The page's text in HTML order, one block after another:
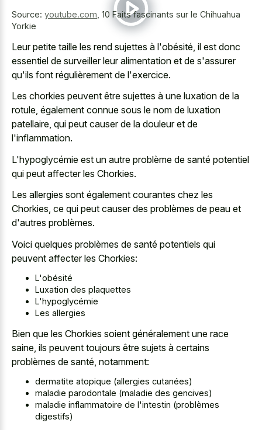
Source: youtube.com 10 Faits fascinants sur le Chihuahua
Yorkie
Leurpetite taille les rend sujettes à l'obésité, il est donc
essentiel de surveiller leur alimentation et de s'assurer
qu'ils font régulièrement de l'exercice.
Les chorkies peuvent être sujettes à une luxation de la
rotule, également connue sous le nom de luxation
patellaire, qui peut causer de la douleur et de
l'inflammation.
L'hypoglycémie est un autre problème de santé potentiel
qui peut affecter les Chorkies.
Les allergies sont également courantes chez les
Chorkies, ce qui peut causer des problèmes de peau et
d'autres problèmes.
Voici quelques problèmes de santé potentiels qui
peuvent affecter les Chorkies:
L'obésité
Luxation des plaquettes
L'hypoglycémie
Les allergies
Bien que les Chorkies soient généralement une race
saine, ils peuvent toujours être sujets à certains
problèmes de santé, notamment:
dermatite atopique (allergies cutanées)
maladie parodontale (maladie des gencives)
maladie inflammatoire de l'intestin (problèmes
digestifs)